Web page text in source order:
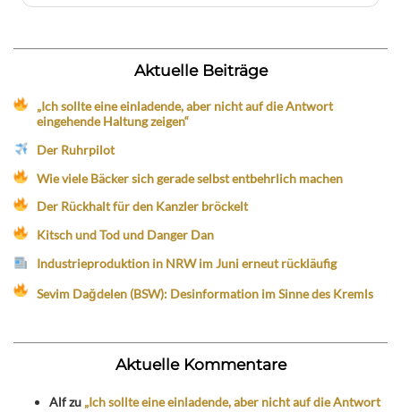
Aktuelle Beiträge
„Ich sollte eine einladende, aber nicht auf die Antwort
eingehende Haltung zeigen“
Der Ruhrpilot
Wie viele Bäcker sich gerade selbst entbehrlich machen
Der Rückhalt für den Kanzler bröckelt
Kitsch und Tod und Danger Dan
Industrieproduktion in NRW im Juni erneut rückläufig
Sevim Dağdelen (BSW): Desinformation im Sinne des Kremls
Aktuelle Kommentare
Alfzu „Ich sollte eine einladende, aber nicht auf die Antwort